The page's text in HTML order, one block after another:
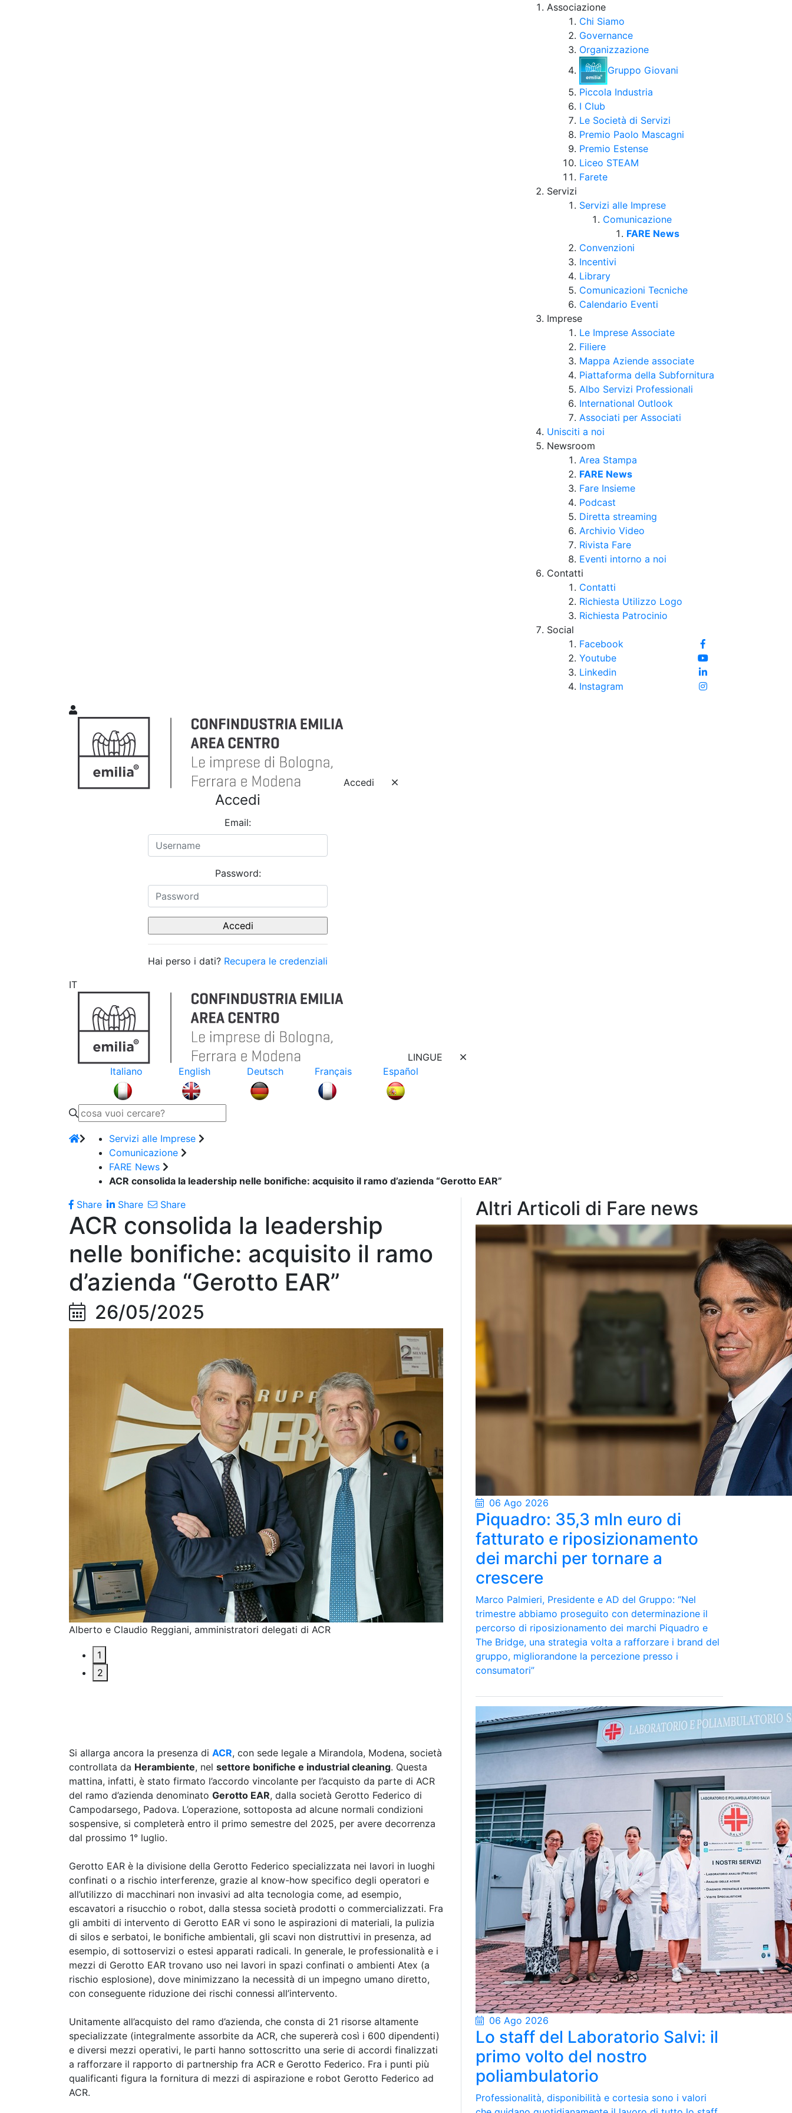
Associazione
Chi Siamo
Governance
Organizzazione
Gruppo Giovani
Piccola Industria
I Club
Le Società di Servizi
Premio Paolo Mascagni
Premio Estense
Liceo STEAM
Farete
Servizi
Servizi alle Imprese
Comunicazione
FARE News
Convenzioni
Incentivi
Library
Comunicazioni Tecniche
Calendario Eventi
Imprese
Le Imprese Associate
Filiere
Mappa Aziende associate
Piattaforma della Subfornitura
Albo Servizi Professionali
International Outlook
Associati per Associati
Unisciti a noi
Newsroom
Area Stampa
FARE News
Fare Insieme
Podcast
Diretta streaming
Archivio Video
Rivista Fare
Eventi intorno a noi
Contatti
Contatti
Richiesta Utilizzo Logo
Richiesta Patrocinio
Social
Facebook
Youtube
Linkedin
Instagram
Accedi
Accedi
Email:
Password:
Hai perso i dati? Recupera le credenziali
IT
LINGUE
Italiano
English Deutsch Français Español
Servizi alle Imprese
Comunicazione
FARE News
ACR consolida la leadership nelle bonifiche: acquisito il ramo d’azienda “Gerotto EAR”
Share
Share Share
ACR consolida la leadership
nelle bonifiche: acquisito il ramo
d’azienda “Gerotto EAR”
26/05/2025
Alberto e Claudio Reggiani, amministratori delegati di ACR Alessandro Gerotto, amministratore delegato della Gerotto Federico
1
2
Si allarga ancora la presenza di ACR, con sede legale a Mirandola, Modena, società
controllata da Herambiente, nel settore bonifiche e industrial cleaning. Questa
mattina, infatti, è stato firmato l’accordo vincolante per l’acquisto da parte di ACR
del ramo d’azienda denominato Gerotto EAR, dalla società Gerotto Federico di
Campodarsego, Padova. L’operazione, sottoposta ad alcune normali condizioni
sospensive, si completerà entro il primo semestre del 2025, per avere decorrenza
dal prossimo 1° luglio.
Gerotto EAR è la divisione della Gerotto Federico specializzata nei lavori in luoghi
confinati o a rischio interferenze, grazie al know-how specifico degli operatori e
all’utilizzo di macchinari non invasivi ad alta tecnologia come, ad esempio,
escavatori a risucchio o robot, dalla stessa società prodotti o commercializzati. Fra
gli ambiti di intervento di Gerotto EAR vi sono le aspirazioni di materiali, la pulizia
di silos e serbatoi, le bonifiche ambientali, gli scavi non distruttivi in presenza, ad
esempio, di sottoservizi o estesi apparati radicali. In generale, le professionalità e i
mezzi di Gerotto EAR trovano uso nei lavori in spazi confinati o ambienti Atex (a
rischio esplosione), dove minimizzano la necessità di un impegno umano diretto,
con conseguente riduzione dei rischi connessi all’intervento.
Unitamente all’acquisto del ramo d’azienda, che consta di 21 risorse altamente
specializzate (integralmente assorbite da ACR, che supererà così i 600 dipendenti)
e diversi mezzi operativi, le parti hanno sottoscritto una serie di accordi finalizzati
a rafforzare il rapporto di partnership fra ACR e Gerotto Federico. Fra i punti più
qualificanti figura la fornitura di mezzi di aspirazione e robot Gerotto Federico ad
ACR.
Altri Articoli di Fare news
06 Ago 2026
Piquadro: 35,3 mln euro di
fatturato e riposizionamento
dei marchi per tornare a
crescere
Marco Palmieri, Presidente e AD del Gruppo: “Nel
trimestre abbiamo proseguito con determinazione il
percorso di riposizionamento dei marchi Piquadro e
The Bridge, una strategia volta a rafforzare i brand del
gruppo, migliorandone la percezione presso i
consumatori”
06 Ago 2026
Lo staff del Laboratorio Salvi: il
primo volto del nostro
poliambulatorio
Professionalità, disponibilità e cortesia sono i valori